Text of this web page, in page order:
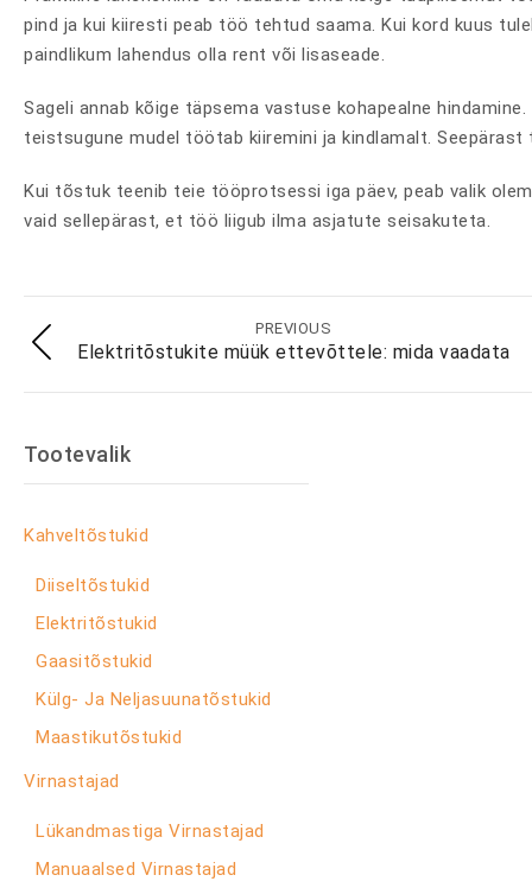
pind ja kui kiiresti peab töö tehtud saama. Kui kord kuus
paindlikum lahendus olla rent või lisaseade.
Sageli annab kõige täpsema vastuse kohapealne
teistsugune mudel töötab kiiremini ja kindlamalt.
Kui tõstuk teenib teie tööprotsessi iga päev, peab valik
vaid sellepärast, et töö liigub ilma asjatute seisakuteta.
PREVIOUS
Elektritõstukite müük ettevõttele: mida vaadata
Tootevalik
Kahveltõstukid
Diiseltõstukid
Elektritõstukid
Gaasitõstukid
Külg- Ja Neljasuunatõstukid
Maastikutõstukid
Virnastajad
Lükandmastiga Virnastajad
Manuaalsed Virnastajad